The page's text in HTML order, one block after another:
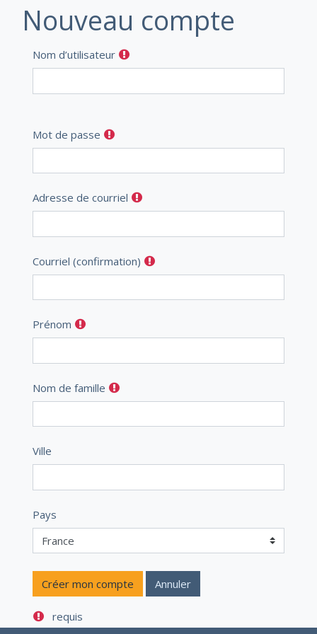
Passer au contenu principal
Nouveau compte
Nom d’utilisateur
Mot de passe
Adresse de courriel
Courriel (confirmation)
Prénom
Nom de famille
Ville
Pays
requis